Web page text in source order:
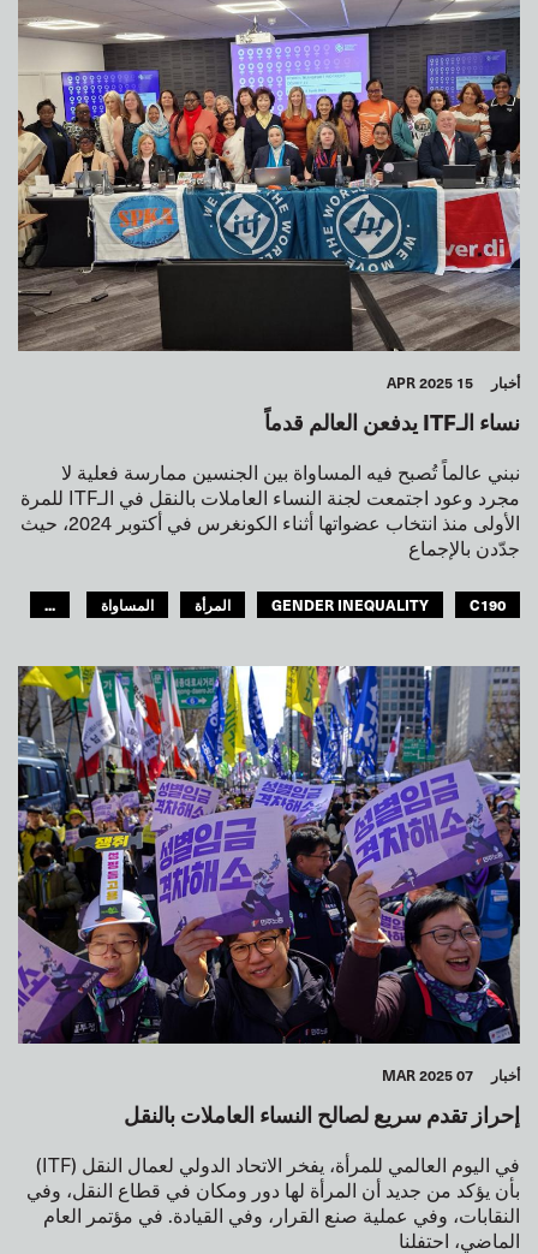
السياحة النقل الحضري
المستودعات
المرأة
الشباب السلامة GLOBAL
أخبار 15 APR 2025
نساء الـITF يدفعن العالم قدماً
نبني عالماً تُصبح فيه المساواة بين الجنسين ممارسة فعلية لا
مجرد وعود اجتمعت لجنة النساء العاملات بالنقل في الـITF للمرة
الأولى منذ انتخاب عضواتها أثناء الكونغرس في أكتوبر 2024، حيث
جدّدن بالإجماع
C190
GENDER INEQUALITY المرأة
المساواة
...
أخبار 07 MAR 2025
إحراز تقدم سريع لصالح النساء العاملات بالنقل
في اليوم العالمي للمرأة، يفخر الاتحاد الدولي لعمال النقل (ITF)
بأن يؤكد من جديد أن المرأة لها دور ومكان في قطاع النقل، وفي
النقابات، وفي عملية صنع القرار، وفي القيادة. في مؤتمر العام
الماضي، احتفلنا